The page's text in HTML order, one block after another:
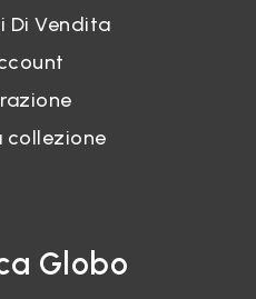
Di Vendita
collezione
Globo